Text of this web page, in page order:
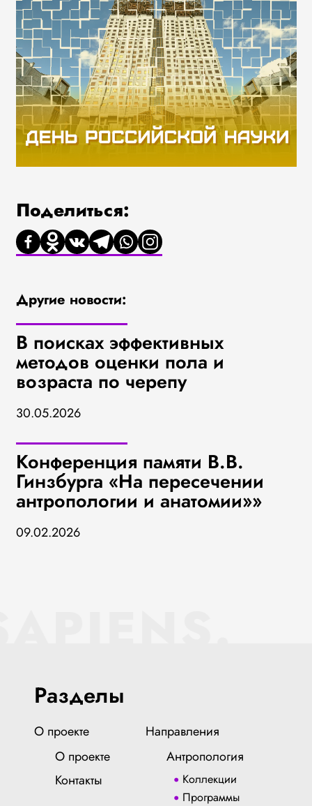
Поделиться:
Другие новости:
В поисках эффективных
методов оценки пола и
возраста по черепу
30.05.2026
Конференция памяти В.В.
Гинзбурга «На пересечении
антропологии и анатомии»»
09.02.2026
Разделы
О проекте
О проекте
Контакты
Направления
Антропология
Коллекции
Программы